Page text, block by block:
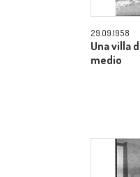
29.09.1958
Una villa
medio